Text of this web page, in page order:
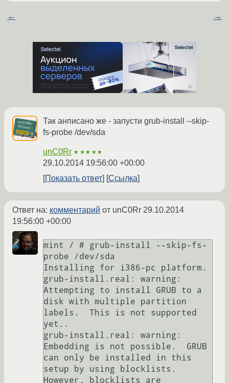
← →
Так анписано же - запусти grub-install --skip-
fs-probe /dev/sda
unC0Rr ★★★★★
29.10.2014 19:56:00 +00:00
Показать ответ
Ссылка
Ответ на: комментарий от unC0Rr 29.10.2014
19:56:00 +00:00
mint / # grub-install --skip-fs-
probe /dev/sda
Installing for i386-pc platform.
grub-install.real: warning:
Attempting to install GRUB to a
disk with multiple partition
labels.  This is not supported
yet..
grub-install.real: warning:
Embedding is not possible.  GRUB
can only be installed in this
setup by using blocklists.
However, blocklists are